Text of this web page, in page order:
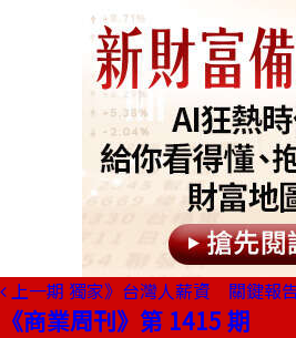
上一期 獨家》台灣人薪資 關鍵報
《商業周刊》第 1415 期